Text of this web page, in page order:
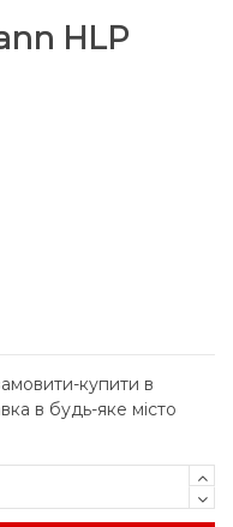
HLP
купити в
в будь-яке місто